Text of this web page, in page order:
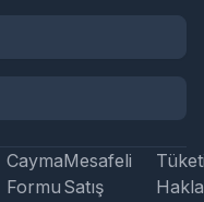
Cayma
Formu
Mesafeli
Satış